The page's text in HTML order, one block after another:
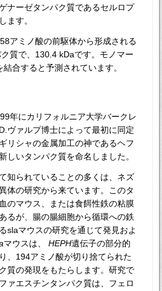
ナーゼタンパク質であるセルロプ
ます。
アミノ酸の前駆体から形成される
質で、130.4 kDaです。モノマー
合すると予測されています。
年にカリフォルニア大学バークレ
ヴァルプ博士によって最初に同定
リシャの金属加工の神であるヘフ
しいタンパク質を命名しました。
知られていることの多くは、ネズ
体の研究から来ています。このタ
のマウス、または食餌性鉄の粘膜
るが、腸の腸細胞から循環への鉄
slaマウスの研究を通じて発見およ
マウスは、HEPH遺伝子の部分的
、194アミノ酸が切り捨てられた
質の発現をもたらします。研究で
ァエスチンタンパク質は、フェロ